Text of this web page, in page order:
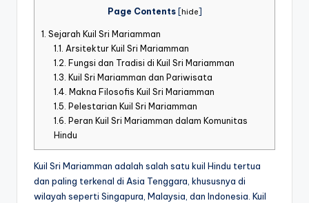
Page Contents [hide]
1. Sejarah Kuil Sri Mariamman
1.1. Arsitektur Kuil Sri Mariamman
1.2. Fungsi dan Tradisi di Kuil Sri Mariamman
1.3. Kuil Sri Mariamman dan Pariwisata
1.4. Makna Filosofis Kuil Sri Mariamman
1.5. Pelestarian Kuil Sri Mariamman
1.6. Peran Kuil Sri Mariamman dalam Komunitas
Hindu
Kuil Sri Mariamman adalah salah satu kuil Hindu tertua
dan paling terkenal di Asia Tenggara, khususnya di
wilayah seperti Singapura, Malaysia, dan Indonesia. Kuil